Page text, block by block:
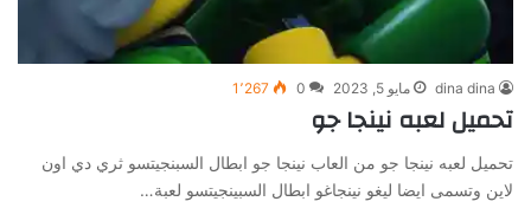
dina dina مايو 5, 2023 0 1٬267
تحميل لعبه نينجا جو
تحميل لعبه نينجا جو من العاب نينجا جو ابطال السبنجيتسو ثري دي اون
لاين وتسمى ايضا ليغو نينجاغو ابطال السبينجيتسو لعبة…